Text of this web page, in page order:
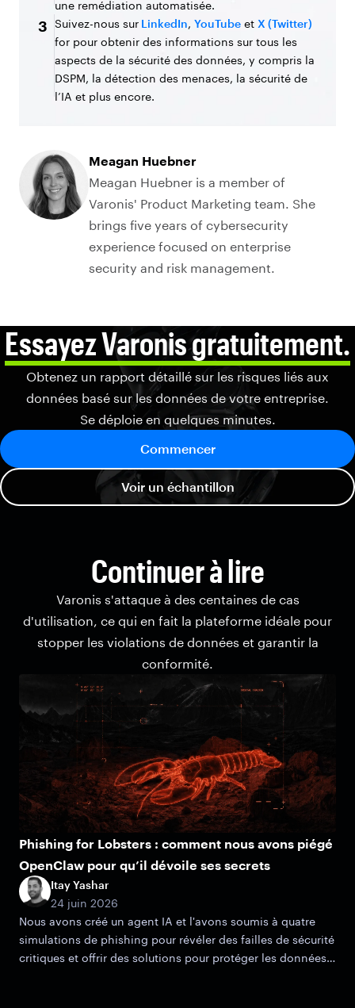
une remédiation automatisée.
3 Suivez-nous sur LinkedIn, YouTube et X (Twitter)
for pour obtenir des informations sur tous les
aspects de la sécurité des données, y compris la
DSPM, la détection des menaces, la sécurité de
l’IA et plus encore.
Meagan Huebner
Meagan Huebner is a member of
Varonis' Product Marketing team. She
brings five years of cybersecurity
experience focused on enterprise
security and risk management.
Essayez Varonis gratuitement.
Obtenez un rapport détaillé sur les risques liés aux
données basé sur les données de votre entreprise.
Se déploie en quelques minutes.
Commencer
Voir un échantillon
Continuer à lire
Varonis s'attaque à des centaines de cas
d'utilisation, ce qui en fait la plateforme idéale pour
stopper les violations de données et garantir la
conformité.
Phishing for Lobsters : comment nous avons piégé
OpenClaw pour qu’il dévoile ses secrets
Itay Yashar
24 juin 2026
Nous avons créé un agent IA et l'avons soumis à quatre
simulations de phishing pour révéler des failles de sécurité
critiques et offrir des solutions pour protéger les données